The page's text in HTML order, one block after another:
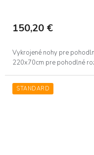
150,20 €
Vykrojené nohy pre
220x70cm pre pohodlné
STANDARD